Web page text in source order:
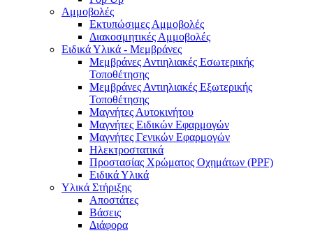
Αμμοβολές
Εκτυπώσιμες Αμμοβολές
Διακοσμητικές Αμμοβολές
Ειδικά Υλικά - Μεμβράνες
Μεμβράνες Αντιηλιακές Εσωτερικής
Τοποθέτησης
Μεμβράνες Αντιηλιακές Εξωτερικής
Τοποθέτησης
Μαγνήτες Αυτοκινήτου
Μαγνήτες Ειδικών Εφαρμογών
Μαγνήτες Γενικών Εφαρμογών
Ηλεκτροστατικά
Προστασίας Χρώματος Οχημάτων (PPF)
Ειδικά Υλικά
Υλικά Στήριξης
Αποστάτες
Βάσεις
Διάφορα